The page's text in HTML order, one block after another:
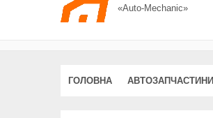
«Auto-Mechanic»
ГОЛОВНА АВТОЗАПЧАСТИНИ